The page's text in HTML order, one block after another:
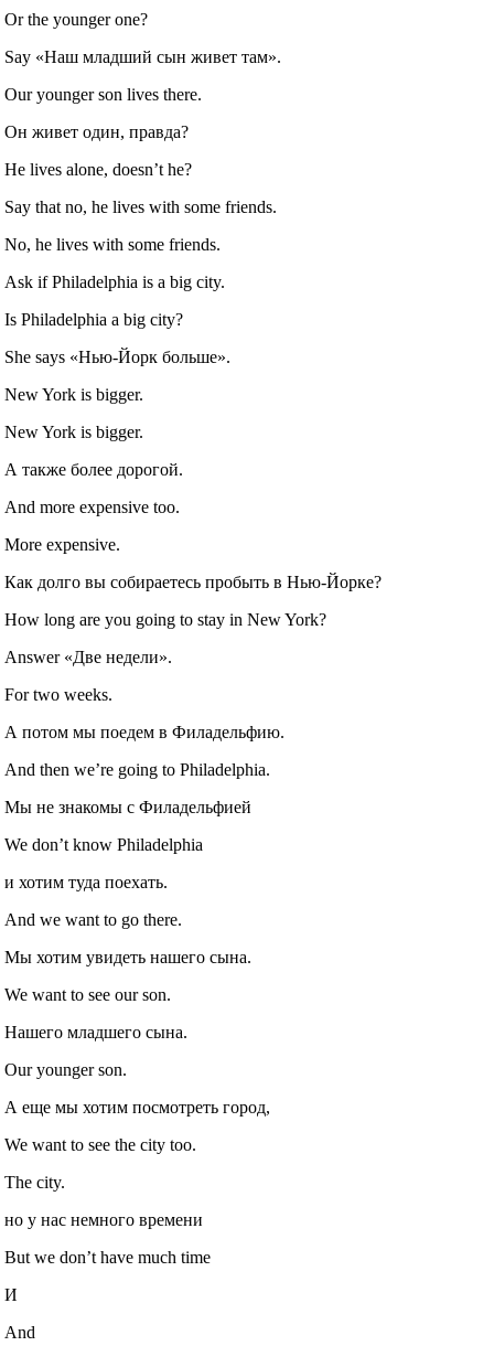
Or the younger one?
Say «Наш младший сын живет там».
Our younger son lives there.
Он живет один, правда?
He lives alone, doesn’t he?
Say that no, he lives with some friends.
No, he lives with some friends.
Ask if Philadelphia is a big city.
Is Philadelphia a big city?
She says «Нью-Йорк больше».
New York is bigger.
New York is bigger.
А также более дорогой.
And more expensive too.
More expensive.
Как долго вы собираетесь пробыть в Нью-Йорке?
How long are you going to stay in New York?
Answer «Две недели».
For two weeks.
А потом мы поедем в Филадельфию.
And then we’re going to Philadelphia.
Мы не знакомы с Филадельфией
We don’t know Philadelphia
и хотим туда поехать.
And we want to go there.
Мы хотим увидеть нашего сына.
We want to see our son.
Нашего младшего сына.
Our younger son.
А еще мы хотим посмотреть город,
We want to see the city too.
The city.
но у нас немного времени
But we don’t have much time
И
And